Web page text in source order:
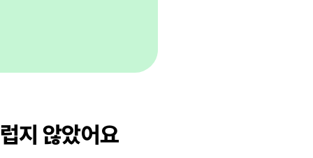
지 않았어요